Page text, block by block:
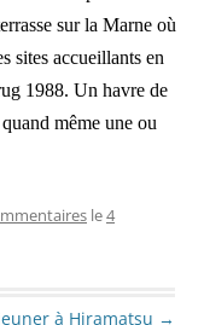
sur la Marne où
sites accueillants en
1988. Un havre de
même une ou
le4
à Hiramatsu →